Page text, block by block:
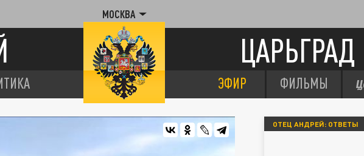
МОСКВА
ЦАРЬГРАД
ЭФИР ФИЛЬМЫ
ОТЕЦ АНДРЕЙ: ОТВЕТЫ